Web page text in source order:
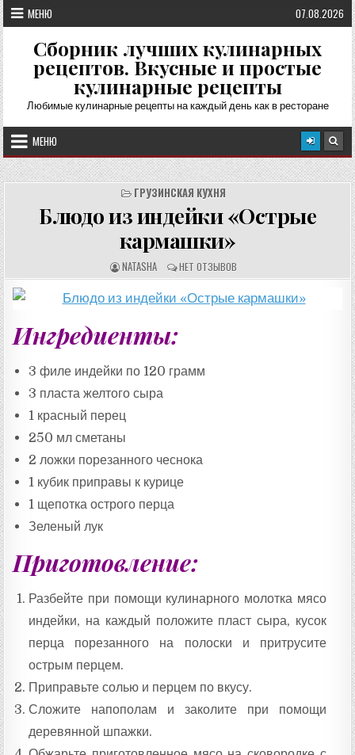
Перейти
к
содержимому
МЕНЮ 07.08.2026
Сборник лучших кулинарных
рецептов. Вкусные и простые
кулинарные рецепты
Любимые кулинарные рецепты на каждый день как в ресторане
МЕНЮ
ГРУЗИНСКАЯ КУХНЯ
Блюдо из индейки «Острые
кармашки»
А
В
Т
О
Р
Ц
Е
А
:
NATASHA О
Т
З
Ы
В
НЕТ ОТЗЫВОВ
Ингредиенты:
3 филе индейки по 120 грамм
3 пласта желтого сыра
1 красный перец
250 мл сметаны
2 ложки порезанного чеснока
1 кубик приправы к курице
1 щепотка острого перца
Зеленый лук
Приготовление:
Разбейте при помощи кулинарного молотка мясо
индейки, на каждый положите пласт сыра, кусок
перца порезанного на полоски и притрусите
острым перцем.
Приправьте солью и перцем по вкусу.
Сложите напополам и заколите при помощи
деревянной шпажки.